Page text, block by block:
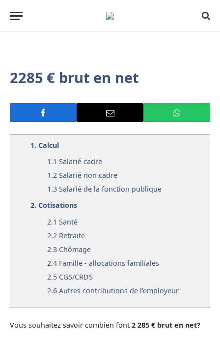
2285 € brut en net
1. Calcul
1.1 Salarié cadre
1.2 Salarié non cadre
1.3 Salarié de la fonction publique
2. Cotisations
2.1 Santé
2.2 Retraite
2.3 Chômage
2.4 Famille - allocations familiales
2.5 CGS/CRDS
2.6 Autres contributions de l'employeur
Vous souhaitez savoir combien font 2 285 € brut en net?